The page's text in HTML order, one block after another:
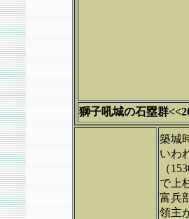
獅子吼城の石塁群
築城
いわ
（
で上
富兵
領主